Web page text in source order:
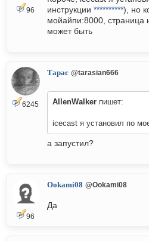
96
инструкции **********), но
мойайпи:8000, страница
может быть
6245
Тарас @tarasian666
AllenWalker пишет:
icecast я установил по
а запустил?
96
Ookami08 @Ookami08
Да